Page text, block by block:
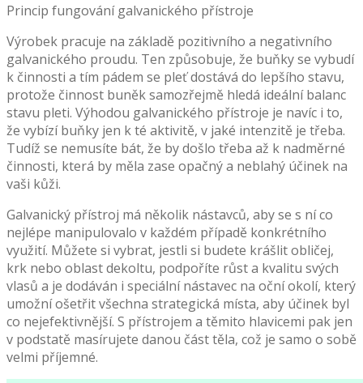
Princip fungování galvanického přístroje
Výrobek pracuje na základě pozitivního a negativního
galvanického proudu. Ten způsobuje, že buňky se vybudí
k činnosti a tím pádem se pleť dostává do lepšího stavu,
protože činnost buněk samozřejmě hledá ideální balanc
stavu pleti. Výhodou galvanického přístroje je navíc i to,
že vybízí buňky jen k té aktivitě, v jaké intenzitě je třeba.
Tudíž se nemusíte bát, že by došlo třeba až k nadměrné
činnosti, která by měla zase opačný a neblahý účinek na
vaši kůži.
Galvanický přístroj má několik nástavců, aby se s ní co
nejlépe manipulovalo v každém případě konkrétního
využití. Můžete si vybrat, jestli si budete krášlit obličej,
krk nebo oblast dekoltu, podpoříte růst a kvalitu svých
vlasů a je dodáván i speciální nástavec na oční okolí, který
umožní ošetřit všechna strategická místa, aby účinek byl
co nejefektivnější. S přístrojem a těmito hlavicemi pak jen
v podstatě masírujete danou část těla, což je samo o sobě
velmi příjemné.